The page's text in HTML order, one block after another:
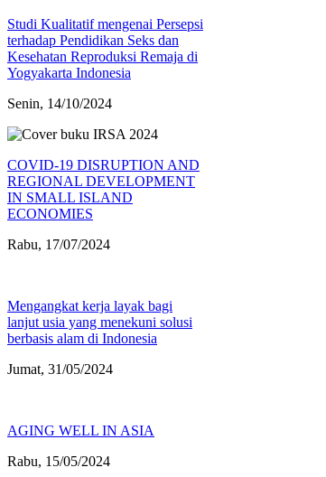
Studi Kualitatif mengenai Persepsi
terhadap Pendidikan Seks dan
Kesehatan Reproduksi Remaja di
Yogyakarta Indonesia
Senin, 14/10/2024
COVID-19 DISRUPTION AND
REGIONAL DEVELOPMENT
IN SMALL ISLAND
ECONOMIES
Rabu, 17/07/2024
Mengangkat kerja layak bagi
lanjut usia yang menekuni solusi
berbasis alam di Indonesia
Jumat, 31/05/2024
AGING WELL IN ASIA
Rabu, 15/05/2024